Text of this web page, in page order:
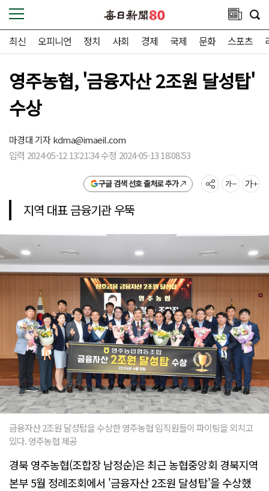
최신 오피니언 정치 사회 경제 국제 문화 스포츠
영주농협, '금융자산 2조원 달성탑'
수상
마경대 기자kdma@imaeil.com
입력 2024-05-12 13:21:34 수정 2024-05-13 18:08:53
구글 검색 선호 출처로 추가
지역 대표 금융기관 우뚝
금융자산 2조원 달성탑을 수상한 영주농협 임직원들이 파이팅을 외치고
있다. 영주농협 제공
경북 영주농협(조합장 남정순)은 최근 농협중앙회 경북지역
본부 5월 정례조회에서 '금융자산 2조원 달성탑'을 수상했